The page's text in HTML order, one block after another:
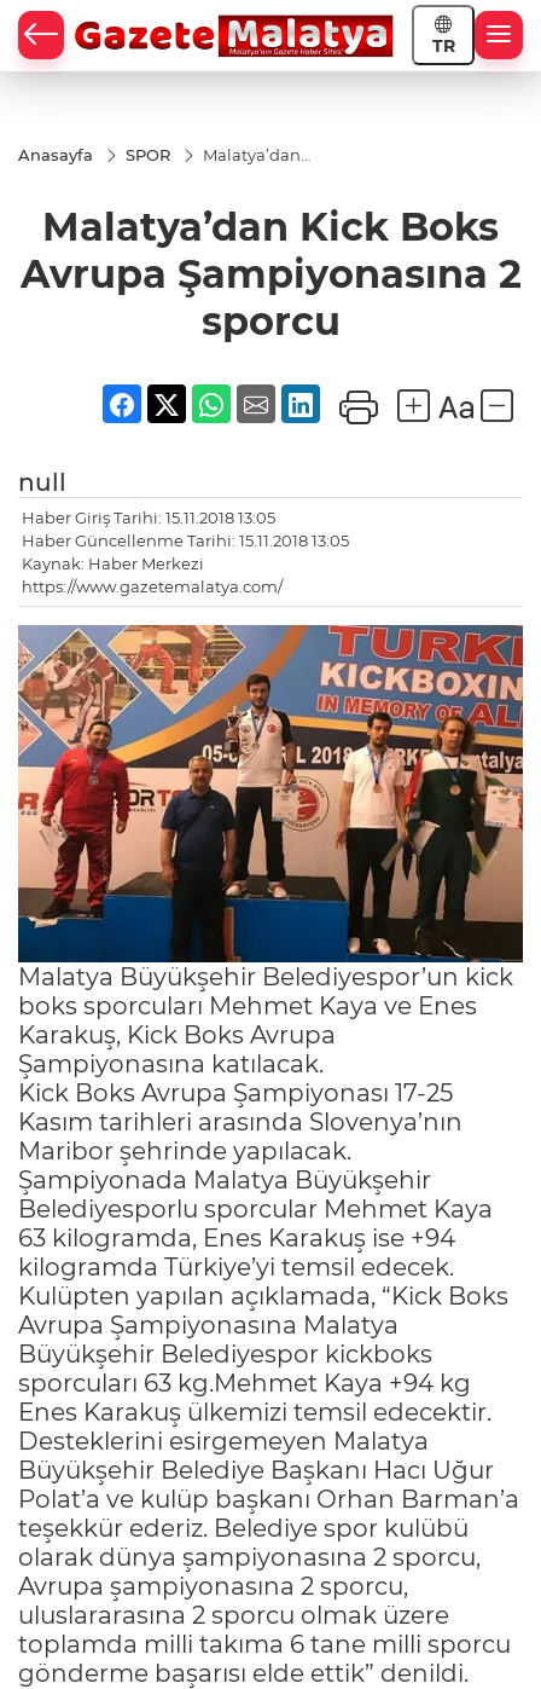
TR
Anasayfa SPOR
Malatya’dan
Şampiyonasına
2 sporcu
Malatya’dan Kick Boks
Avrupa Şampiyonasına 2
sporcu
null
Haber Giriş Tarihi: 15.11.2018 13:05
Haber Güncellenme Tarihi: 15.11.2018 13:05
Kaynak: Haber Merkezi
https://www.gazetemalatya.com/
Malatya Büyükşehir Belediyespor’un kick
boks sporcuları Mehmet Kaya ve Enes
Karakuş, Kick Boks Avrupa
Şampiyonasına katılacak.
Kick Boks Avrupa Şampiyonası 17-25
Kasım tarihleri arasında Slovenya’nın
Maribor şehrinde yapılacak.
Şampiyonada Malatya Büyükşehir
Belediyesporlu sporcular Mehmet Kaya
63 kilogramda, Enes Karakuş ise +94
kilogramda Türkiye’yi temsil edecek.
Kulüpten yapılan açıklamada, “Kick Boks
Avrupa Şampiyonasına Malatya
Büyükşehir Belediyespor kickboks
sporcuları 63 kg.Mehmet Kaya +94 kg
Enes Karakuş ülkemizi temsil edecektir.
Desteklerini esirgemeyen Malatya
Büyükşehir Belediye Başkanı Hacı Uğur
Polat’a ve kulüp başkanı Orhan Barman’a
teşekkür ederiz. Belediye spor kulübü
olarak dünya şampiyonasına 2 sporcu,
Avrupa şampiyonasına 2 sporcu,
uluslararasına 2 sporcu olmak üzere
toplamda milli takıma 6 tane milli sporcu
gönderme başarısı elde ettik” denildi.